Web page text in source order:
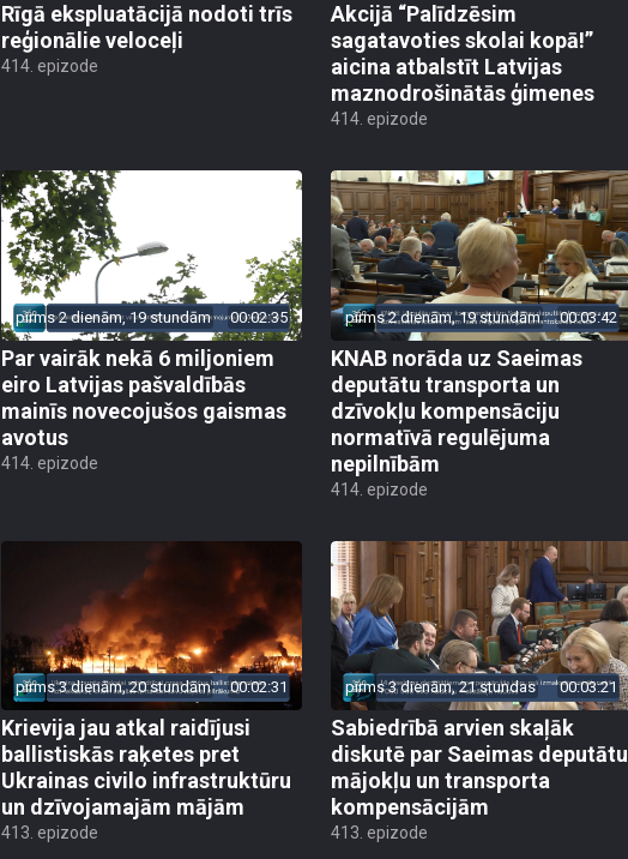
Rīgā ekspluatācijā nodoti trīs
reģionālie veloceļi
414. epizode
Akcijā “Palīdzēsim
sagatavoties skolai kopā!”
aicina atbalstīt Latvijas
maznodrošinātās ģimenes
414. epizode
pirms 2 dienām, 19 stundām 00:02:35
Par vairāk nekā 6 miljoniem
eiro Latvijas pašvaldībās
mainīs novecojušos gaismas
avotus
414. epizode
pirms 2 dienām, 19 stundām 00:03:42
KNAB norāda uz Saeimas
deputātu transporta un
dzīvokļu kompensāciju
normatīvā regulējuma
nepilnībām
414. epizode
pirms 3 dienām, 20 stundām 00:02:31
Krievija jau atkal raidījusi
ballistiskās raķetes pret
Ukrainas civilo infrastruktūru
un dzīvojamajām mājām
413. epizode
pirms 3 dienām, 21 stundas 00:03:21
Sabiedrībā arvien skaļāk
diskutē par Saeimas deputātu
mājokļu un transporta
kompensācijām
413. epizode